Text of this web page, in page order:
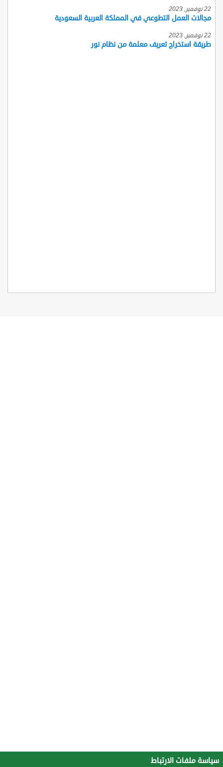
22 نوفمبر, 2023
مجالات العمل التطوعي في المملكة العربية السعودية
22 نوفمبر, 2023
طريقة استخراج تعريف معلمة من نظام نور
سياسة ملفات الارتباط